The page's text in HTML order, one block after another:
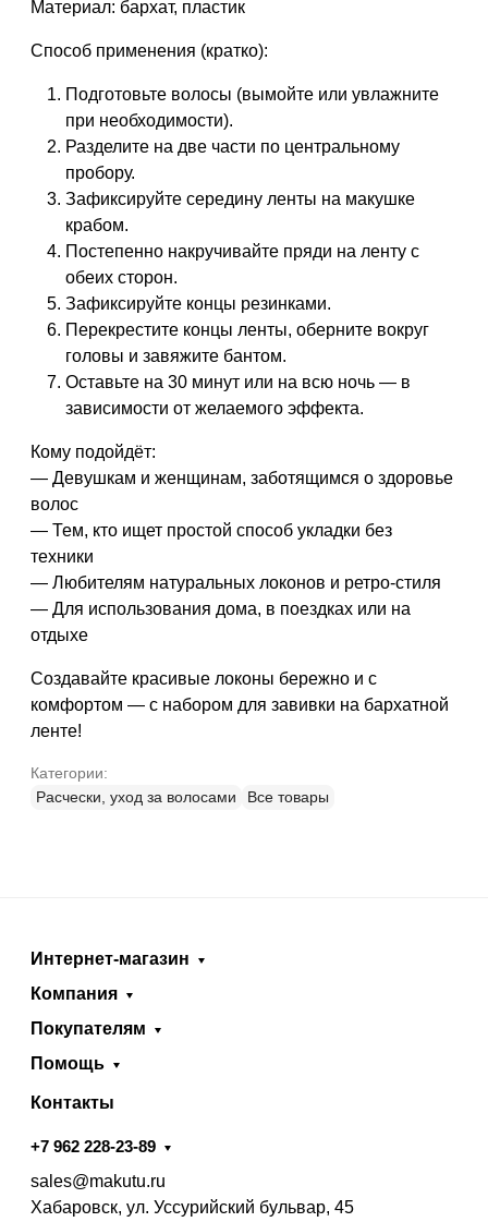
Материал: бархат, пластик
Способ применения (кратко):
Подготовьте волосы (вымойте или увлажните
при необходимости).
Разделите на две части по центральному
пробору.
Зафиксируйте середину ленты на макушке
крабом.
Постепенно накручивайте пряди на ленту с
обеих сторон.
Зафиксируйте концы резинками.
Перекрестите концы ленты, оберните вокруг
головы и завяжите бантом.
Оставьте на 30 минут или на всю ночь — в
зависимости от желаемого эффекта.
Кому подойдёт:
— Девушкам и женщинам, заботящимся о здоровье
волос
— Тем, кто ищет простой способ укладки без
техники
— Любителям натуральных локонов и ретро-стиля
— Для использования дома, в поездках или на
отдыхе
Создавайте красивые локоны бережно и с
комфортом — с набором для завивки на бархатной
ленте!
Категории:
Расчески, уход за волосами
Все товары
Интернет-магазин
Компания
Покупателям
Помощь
Контакты
+7 962 228-23-89
sales@makutu.ru
Хабаровск, ул. Уссурийский бульвар, 45